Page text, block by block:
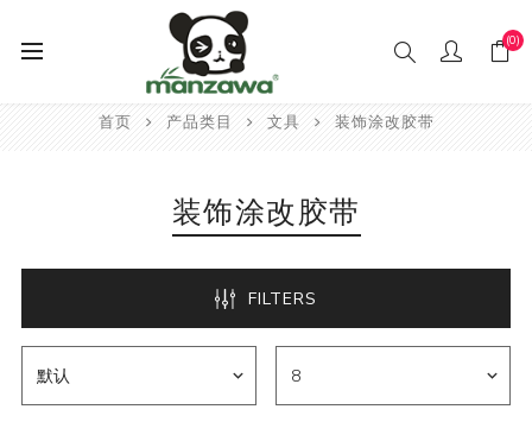
(0)
首页 产品类目 文具 装饰涂改胶带
装饰涂改胶带
FILTERS